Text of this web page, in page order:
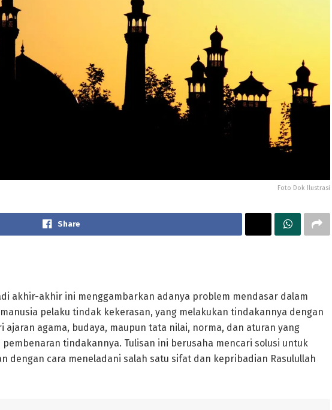
Foto Dok Ilustrasi
Share
akhir-akhir ini menggambarkan adanya problem mendasar dalam
pelaku tindak kekerasan, yang melakukan tindakannya dengan
ajaran agama, budaya, maupun tata nilai, norma, dan aturan yang
tindakannya. Tulisan ini berusaha mencari solusi untuk
dengan cara meneladani salah satu sifat dan kepribadian Rasulullah